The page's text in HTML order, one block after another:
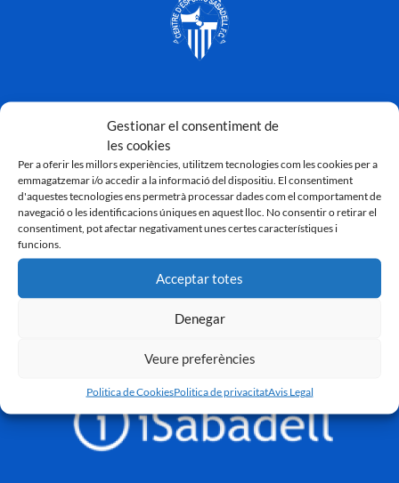
Gestionar el consentiment de
les cookies
Per a oferir les millors experiències, utilitzem tecnologies com les cookies per a
emmagatzemar i/o accedir a la informació del dispositiu. El consentiment
d'aquestes tecnologies ens permetrà processar dades com el comportament de
navegació o les identificacions úniques en aquest lloc. No consentir o retirar el
consentiment, pot afectar negativament unes certes característiques i
funcions.
Acceptar totes
Denegar
Veure preferències
Politica de CookiesPolitica de privacitatAvis Legal